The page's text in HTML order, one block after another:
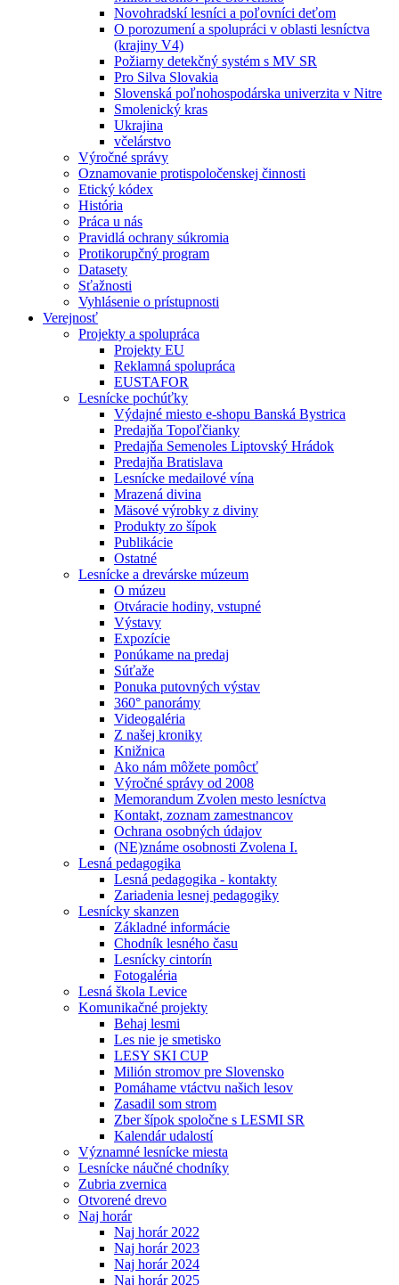
Novohradskí lesníci a poľovníci deťom
O porozumení a spolupráci v oblasti lesníctva
(krajiny V4)
Požiarny detekčný systém s MV SR
Pro Silva Slovakia
Slovenská poľnohospodárska univerzita v Nitre
Smolenický kras
Ukrajina
včelárstvo
Výročné správy
Oznamovanie protispoločenskej činnosti
Etický kódex
História
Práca u nás
Pravidlá ochrany súkromia
Protikorupčný program
Datasety
Sťažnosti
Vyhlásenie o prístupnosti
Verejnosť
Projekty a spolupráca
Projekty EU
Reklamná spolupráca
EUSTAFOR
Lesnícke pochúťky
Výdajné miesto e-shopu Banská Bystrica
Predajňa Topoľčianky
Predajňa Semenoles Liptovský Hrádok
Predajňa Bratislava
Lesnícke medailové vína
Mrazená divina
Mäsové výrobky z diviny
Produkty zo šípok
Publikácie
Ostatné
Lesnícke a drevárske múzeum
O múzeu
Otváracie hodiny, vstupné
Výstavy
Expozície
Ponúkame na predaj
Súťaže
Ponuka putovných výstav
360° panorámy
Videogaléria
Z našej kroniky
Knižnica
Ako nám môžete pomôcť
Výročné správy od 2008
Memorandum Zvolen mesto lesníctva
Kontakt, zoznam zamestnancov
Ochrana osobných údajov
(NE)známe osobnosti Zvolena I.
Lesná pedagogika
Lesná pedagogika - kontakty
Zariadenia lesnej pedagogiky
Lesnícky skanzen
Základné informácie
Chodník lesného času
Lesnícky cintorín
Fotogaléria
Lesná škola Levice
Komunikačné projekty
Behaj lesmi
Les nie je smetisko
LESY SKI CUP
Milión stromov pre Slovensko
Pomáhame vtáctvu našich lesov
Zasadil som strom
Zber šípok spoločne s LESMI SR
Kalendár udalostí
Významné lesnícke miesta
Lesnícke náučné chodníky
Zubria zvernica
Otvorené drevo
Naj horár
Naj horár 2022
Naj horár 2023
Naj horár 2024
Naj horár 2025